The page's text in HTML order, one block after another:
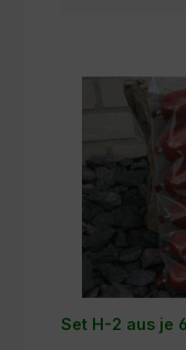
Set H-2 aus je